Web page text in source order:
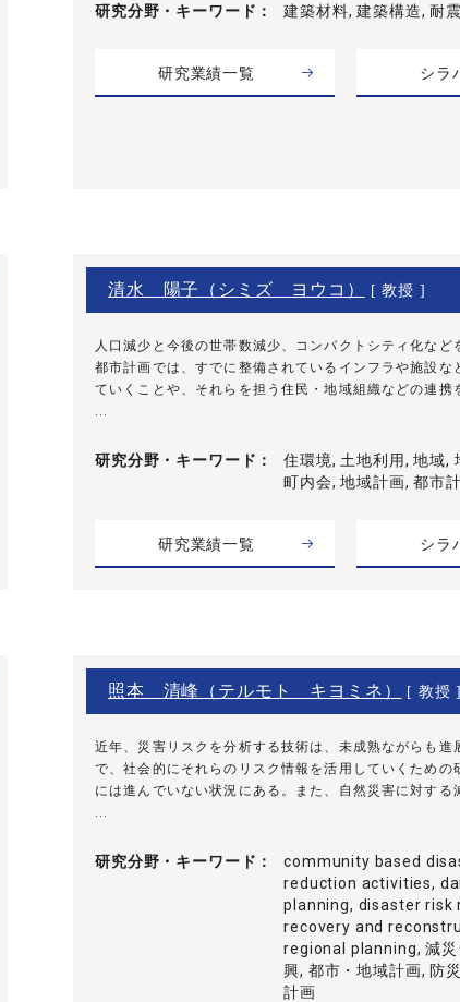
研究分野・ キーワード 建築材料, 建築構造, 耐
研究業績一覧 シラ
清水 陽子（シミズ ヨウコ） [ 教授 ]
人口減少と今後の世帯数減少、コンパクトシティ化など
都市計画では、すでに整備されているインフラや施設な
ていくことや、それらを担う住民・地域組織などの連携
研究分野・ キーワード
住環境, 土地利用, 地域,
町内会, 地域計画, 都市
研究業績一覧 シラ
照本 清峰（テルモト キヨミネ） [ 教授 ]
近年、災害リスクを分析する技術は、未成熟ながらも進
で、社会的にそれらのリスク情報を活用していくための
には進んでいない状況にある。また、自然災害に対する
研究分野・ キーワード
community based
reduction activities,
planning, disaster risk
recovery and
regional planning, 減災
興, 都市・地域計画, 防
計画